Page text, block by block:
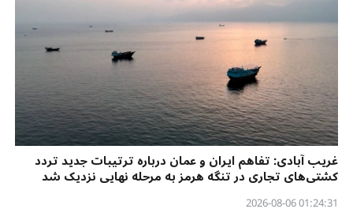
غریب آبادی: تفاهم ایران و عمان درباره ترتیبات جدید تردد
کشتی‌های تجاری در تنگه هرمز به مرحله نهایی نزدیک شد
01:24:31 2026-08-06